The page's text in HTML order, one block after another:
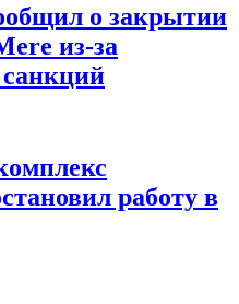
о закрытии
из-за
работу в